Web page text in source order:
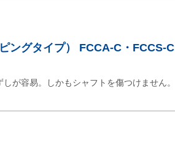
ングタイプ） FCCA-C・FCCS-C
が容易。しかもシャフトを傷つけません。